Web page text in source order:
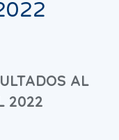
AL
2022